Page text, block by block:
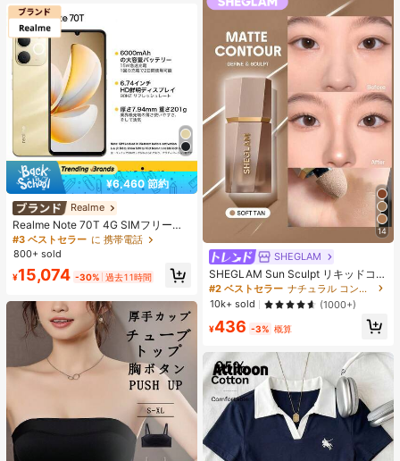
¥6,460 節約
Realme
Realme Note 70T 4G SIMフリー携
帯電話 4GB+64GB/4GB+128GB/4G
B+256GB グローバル版 4G LTE、A
カメラ、90Hz ディスプレイ モバイ
ルフォン プラスライト、6000mAh
大容量バッテリー、15W 急速充電、
オクタコアチップセット、アダプタ
ーなし、ベトナムでSIMロック
#3 ベストセラー に 携帯電話
800+ sold
¥15,074 -30% 過去11時間
14
SHEGLAM
SHEGLAM Sun Sculpt リキッドコン
ター-Soft Tan ノーズシャドウ シェ
ーディング 女性と女の子のためのブ
ランドビューティーコスメメイクア
ップ
#2 ベストセラー
ナチュラル コントゥア＆ブロンザー
10k+ sold
(1000+)
¥436 -3% 概算